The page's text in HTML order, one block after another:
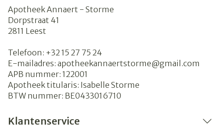
Apotheek Annaert - Storme
Dorpstraat 41
2811 Leest
Telefoon: +32 15 27 75 24
E-mailadres: apotheekannaertstorme@gmail.com
APB nummer: 122001
Apotheek titularis: Isabelle Storme
BTW nummer: BE0433016710
Klantenservice